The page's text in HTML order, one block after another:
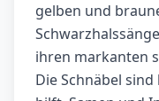
gelben und
ihren markanten
Die Schnäbel